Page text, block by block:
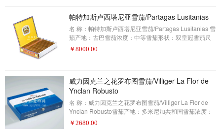
样迅速增长。 如费尔南德斯他不购买新工厂，他将获得
更多烟草农场的新土地，同时生产自己的雪茄以及一些
相当高调的合同品牌。他精心制作了这款新世界普罗特
殊款公牛雪茄。这是他新世界系列的最新版
帕特加斯卢西塔尼亚雪茄/Partagas Lusitanias
名 称：帕特加斯卢西塔尼亚雪茄/Partagas Lusitanias 雪
茄产地：古巴雪茄浓度：中等雪茄形状：双皇冠雪茄尺
寸：194X49包装数量：25制作方式：手工描 述：雪茄
西塔尼亚这样的双皇冠雪茄需要一种特别大的原始烟叶
来完全覆盖所有的7.5英寸的雪茄。在过去的几年里，不
稳定的作物和糟糕的天气造成了古巴大量优质的包装材
料的
￥ 8000.00
威力因克兰之花罗布图雪茄/Villiger La Flor de
Ynclan Robusto
名 称：威力因克兰之花罗布图雪茄/Villiger La Flor de
Ynclan Robusto雪茄产地：多米尼加共和国雪茄浓度：
中等雪茄形状：罗布图雪茄尺寸：5X50包装数量：25制
￥ 2680.00